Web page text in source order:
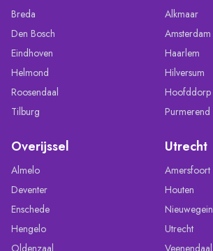
Breda
Den Bosch
Eindhoven
Helmond
Roosendaal
Tilburg
Alkmaar
Amsterdam
Haarlem
Hilversum
Hoofddorp
Purmerend
Overijssel
Almelo
Deventer
Enschede
Hengelo
Oldenzaal
Utrecht
Amersfoort
Houten
Nieuwegein
Utrecht
Veenendaal